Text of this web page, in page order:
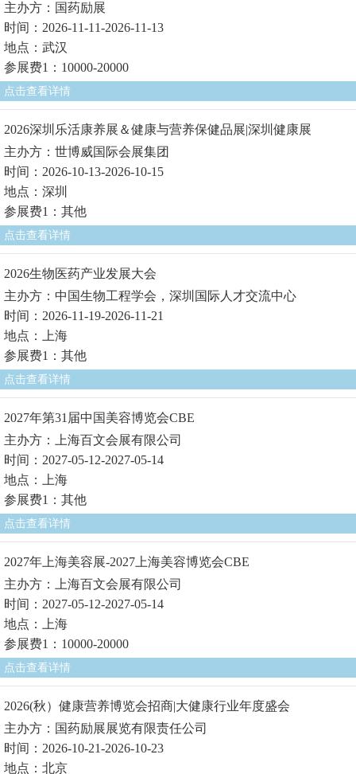
主办方：国药励展
时间：2026-11-11-2026-11-13
地点：武汉
参展费1：10000-20000
点击查看详情
2026深圳乐活康养展＆健康与营养保健品展|深圳健康展
主办方：世博威国际会展集团
时间：2026-10-13-2026-10-15
地点：深圳
参展费1：其他
点击查看详情
2026生物医药产业发展大会
主办方：中国生物工程学会，深圳国际人才交流中心
时间：2026-11-19-2026-11-21
地点：上海
参展费1：其他
点击查看详情
2027年第31届中国美容博览会CBE
主办方：上海百文会展有限公司
时间：2027-05-12-2027-05-14
地点：上海
参展费1：其他
点击查看详情
2027年上海美容展-2027上海美容博览会CBE
主办方：上海百文会展有限公司
时间：2027-05-12-2027-05-14
地点：上海
参展费1：10000-20000
点击查看详情
2026(秋）健康营养博览会招商|大健康行业年度盛会
主办方：国药励展展览有限责任公司
时间：2026-10-21-2026-10-23
地点：北京